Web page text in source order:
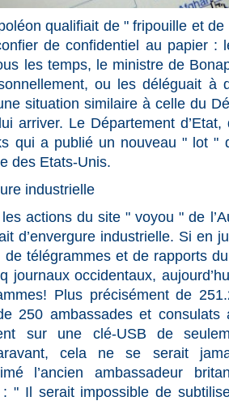
qualifiait de " fripouille et
de confidentiel au papier :
les temps, le ministre de
ou les déléguait à
situation similaire à celle du
arriver. Le Département
qui a publié un nouveau " lot "
des Etats-Unis.
industrielle
actions du site " voyou " de
d’envergure industrielle. Si en
télégrammes et de rapports
journaux occidentaux,
Plus précisément de
250 ambassades et consulats
sur une clé-USB de
cela ne se serait
l’ancien ambassadeur
" Il serait impossible de